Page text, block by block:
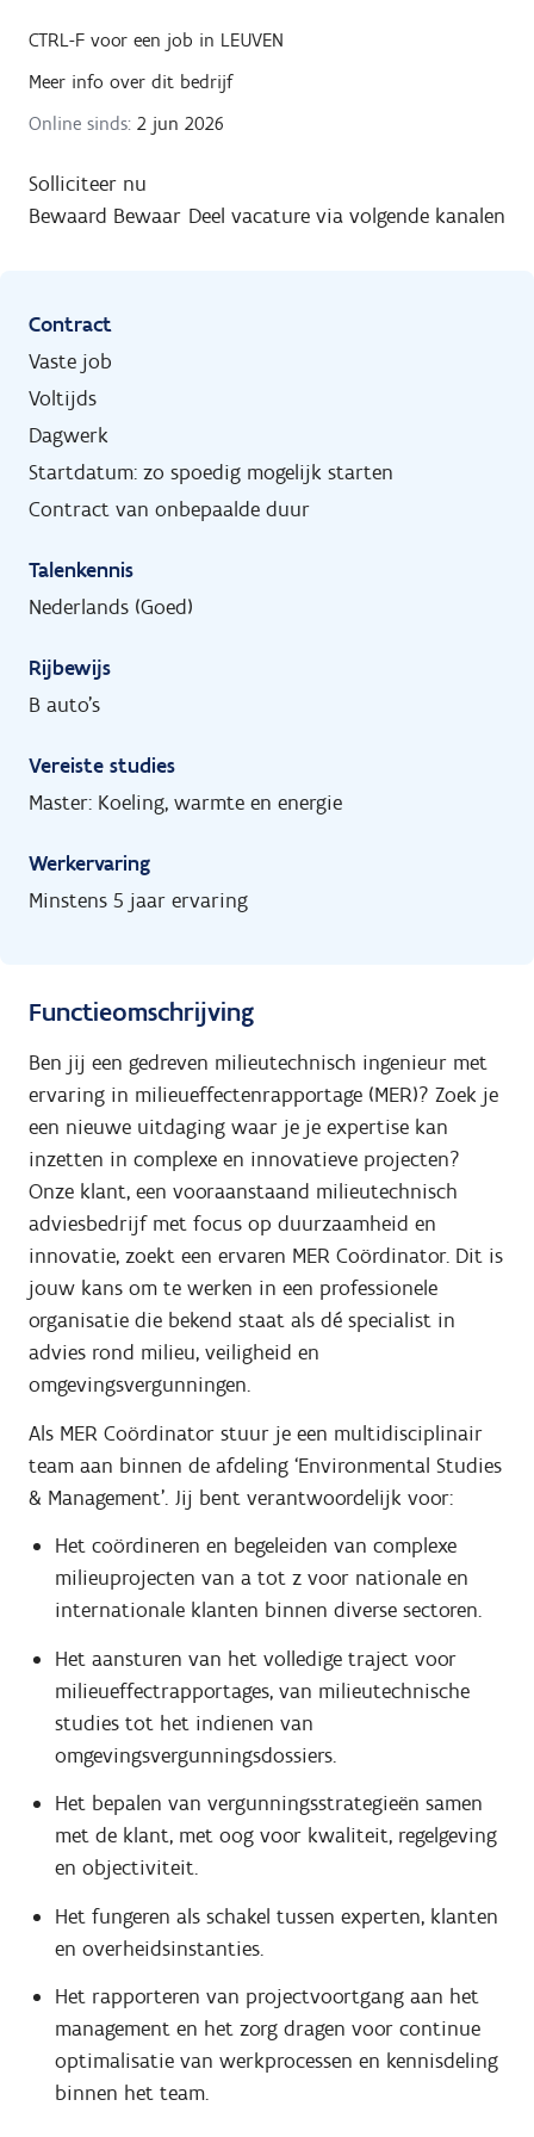
CTRL-F voor een job in LEUVEN
Meer info over dit bedrijf
Online sinds: 2 jun 2026
Solliciteer nu
Bewaard Bewaar Deel vacature via volgende kanalen
Contract
Vaste job
Voltijds
Dagwerk
Startdatum: zo spoedig mogelijk starten
Contract van onbepaalde duur
Talenkennis
Nederlands (Goed)
Rijbewijs
B auto's
Vereiste studies
Master: Koeling, warmte en energie
Werkervaring
Minstens 5 jaar ervaring
Functieomschrijving
Ben jij een gedreven milieutechnisch ingenieur met
ervaring in milieueffectenrapportage (MER)? Zoek je
een nieuwe uitdaging waar je je expertise kan
inzetten in complexe en innovatieve projecten?
Onze klant, een vooraanstaand milieutechnisch
adviesbedrijf met focus op duurzaamheid en
innovatie, zoekt een ervaren MER Coördinator. Dit is
jouw kans om te werken in een professionele
organisatie die bekend staat als dé specialist in
advies rond milieu, veiligheid en
omgevingsvergunningen.
Als MER Coördinator stuur je een multidisciplinair
team aan binnen de afdeling ‘Environmental Studies
& Management’. Jij bent verantwoordelijk voor:
Het coördineren en begeleiden van complexe
milieuprojecten van a tot z voor nationale en
internationale klanten binnen diverse sectoren.
Het aansturen van het volledige traject voor
milieueffectrapportages, van milieutechnische
studies tot het indienen van
omgevingsvergunningsdossiers.
Het bepalen van vergunningsstrategieën samen
met de klant, met oog voor kwaliteit, regelgeving
en objectiviteit.
Het fungeren als schakel tussen experten, klanten
en overheidsinstanties.
Het rapporteren van projectvoortgang aan het
management en het zorg dragen voor continue
optimalisatie van werkprocessen en kennisdeling
binnen het team.